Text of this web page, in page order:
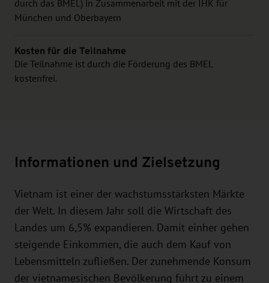
durch das BMEL) in Zusammenarbeit mit der IHK für
München und Oberbayern
Kosten für die Teilnahme
Die Teilnahme ist durch die Förderung des BMEL
kostenfrei.
Informationen und Zielsetzung
Vietnam ist einer der wachstumsstärksten Märkte
der Welt. In diesem Jahr soll die Wirtschaft des
Landes um 6,5% expandieren. Damit einher gehen
steigende Einkommen, die auch dem Kauf von
Lebensmitteln zufließen. Der zunehmende Konsum
der vietnamesischen Bevölkerung führt zu einem